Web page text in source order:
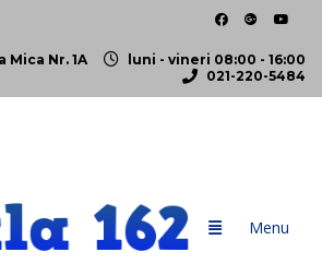
luni - vineri 08:00 - 16:00
Mica Nr. 1A
021-220-5484